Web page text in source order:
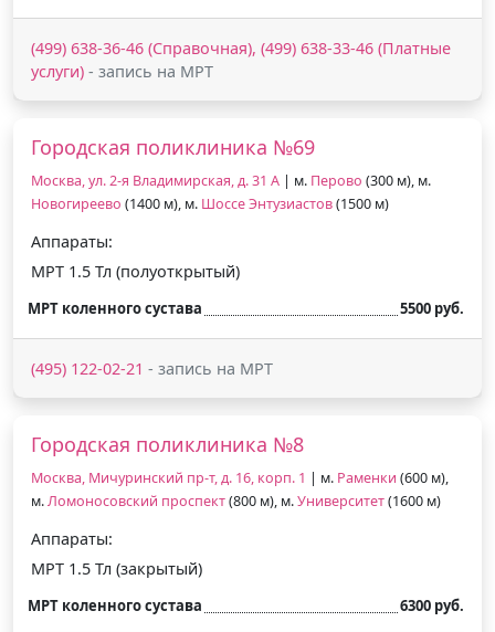
(499) 638-36-46 (Справочная), (499) 638-33-46 (Платные
услуги) - запись на МРТ
Городская поликлиника №69
Москва, ул. 2-я Владимирская, д. 31 А | м. Перово (300 м), м.
Новогиреево (1400 м), м. Шоссе Энтузиастов(1500 м)
Аппараты:
МРТ 1.5 Тл (полуоткрытый)
МРТ коленного сустава 5500 руб.
(495) 122-02-21 - запись на МРТ
Городская поликлиника №8
Москва, Мичуринский пр-т, д. 16, корп. 1 | м. Раменки (600 м),
м.Ломоносовский проспект(800 м), м.Университет(1600 м)
Аппараты:
МРТ 1.5 Тл (закрытый)
МРТ коленного сустава 6300 руб.